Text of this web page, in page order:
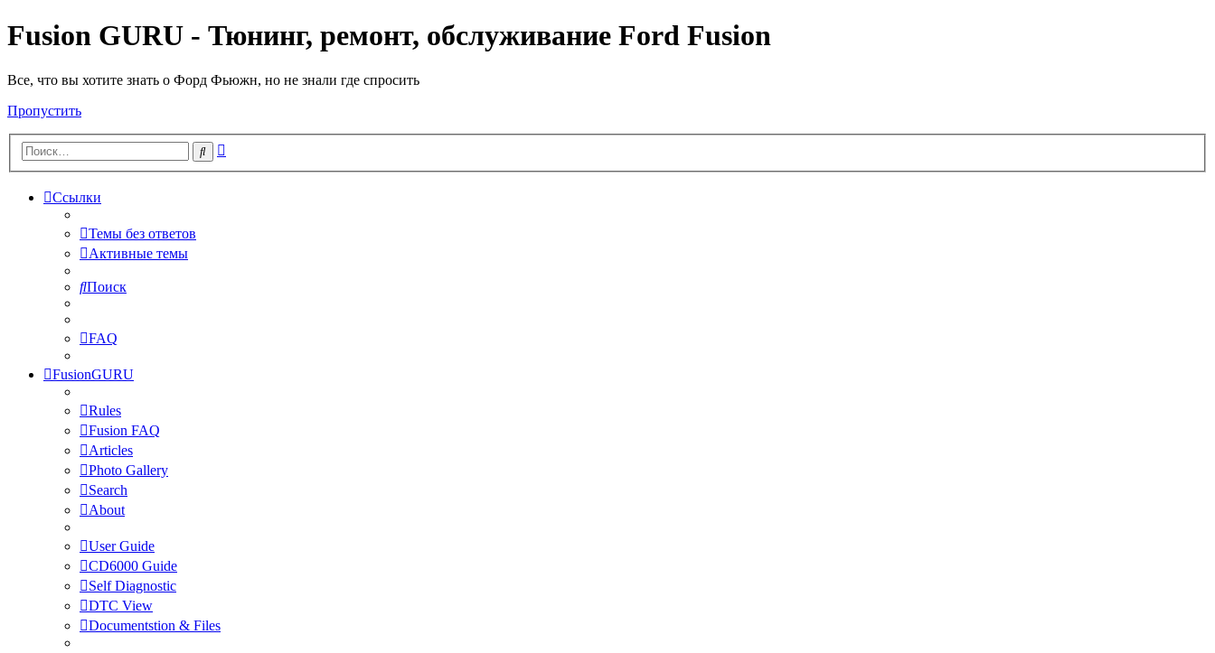
Fusion GURU - Тюнинг, ремонт, обслуживание Ford Fusion
Все, что вы хотите знать о Форд Фьюжн, но не знали где спросить
Пропустить
Поиск
Ссылки
Темы без ответов
Активные темы
Поиск
FAQ
FusionGURU
Rules
Fusion FAQ
Articles
Photo Gallery
Search
About
User Guide
CD6000 Guide
Self Diagnostic
DTC View
Documentstion & Files